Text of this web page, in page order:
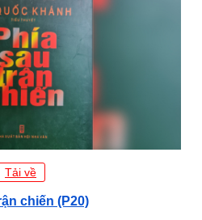
Tải về
chiến (P20)